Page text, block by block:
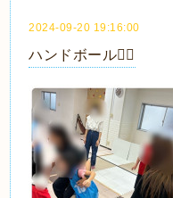
2024-09-20 19:16:00
ハンドボール🤾‍♂️